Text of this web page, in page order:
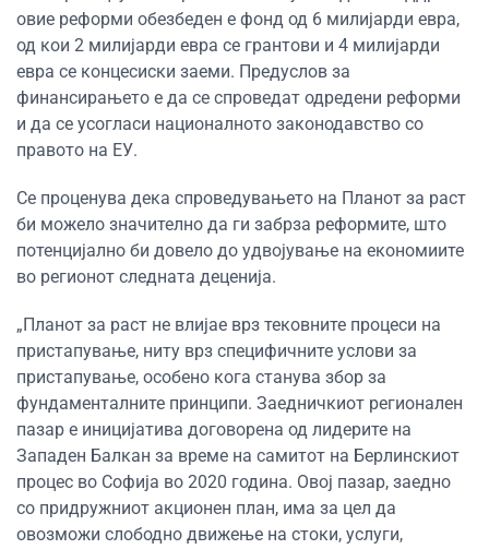
овие реформи обезбеден е фонд од 6 милијарди евра,
од кои 2 милијарди евра се грантови и 4 милијарди
евра се концесиски заеми. Предуслов за
финансирањето е да се спроведат одредени реформи
и да се усогласи националното законодавство со
правото на ЕУ.
Се проценува дека спроведувањето на Планот за раст
би можело значително да ги забрза реформите, што
потенцијално би довело до удвојување на економиите
во регионот следната деценија.
„Планот за раст не влијае врз тековните процеси на
пристапување, ниту врз специфичните услови за
пристапување, особено кога станува збор за
фундаменталните принципи. Заедничкиот регионален
пазар е иницијатива договорена од лидерите на
Западен Балкан за време на самитот на Берлинскиот
процес во Софија во 2020 година. Овој пазар, заедно
со придружниот акционен план, има за цел да
овозможи слободно движење на стоки, услуги,